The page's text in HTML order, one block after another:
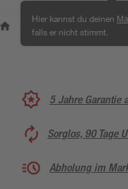
Hier kannst du deinen
falls er nicht stimmt.
Wissen
&
/
& Ratgeber
5 Jahre Garantie
Sorglos, 90 Tage
Abholung im